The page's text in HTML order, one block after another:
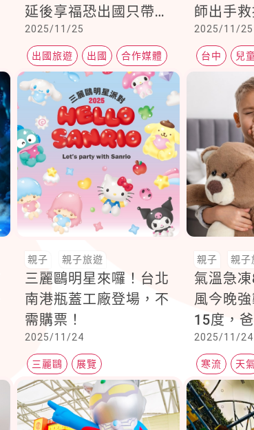
延後享福恐出國只帶回
疲勞
2025/11/25
出國旅遊 出國 合作媒體
師出手救
2025/11/25
台中 兒
親子 親子旅遊
三麗鷗明星來囉！台北
南港瓶蓋工廠登場，不
需購票！
2025/11/24
三麗鷗 展覽
親子 親子
氣溫急
風今晚
15度，
容易著涼
2025/11/24
寒流 天氣